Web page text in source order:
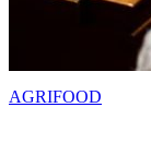
AGRIFOOD